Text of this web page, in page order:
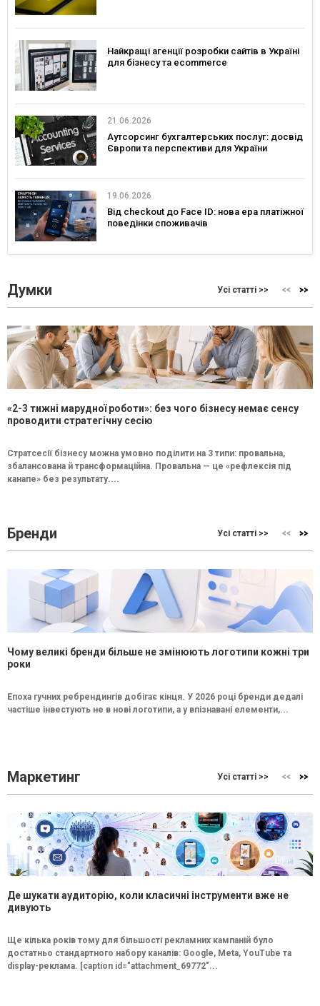
Найкращі агенції розробки сайтів в Україні
для бізнесу та ecommerce
21.06.2026
Аутсорсинг бухгалтерських послуг: досвід
Європи та перспективи для України
19.06.2026
Від checkout до Face ID: нова ера платіжної
поведінки споживачів
Думки Усі статті >>
«2-3 тижні марудної роботи»: без чого бізнесу немає сенсу
проводити стратегічну сесію
Стратсесії бізнесу можна умовно поділити на 3 типи: провальна,
збалансована й трансформаційна. Провальна — це «рефлексія під
канапе» без результату....
Бренди Усі статті >>
Чому великі бренди більше не змінюють логотипи кожні три
роки
Епоха гучних ребрендингів добігає кінця. У 2026 році бренди дедалі
частіше інвестують не в нові логотипи, а у впізнавані елементи,...
Маркетинг Усі статті >>
Де шукати аудиторію, коли класичні інструменти вже не
дивують
Ще кілька років тому для більшості рекламних кампаній було
достатньо стандартного набору каналів: Google, Meta, YouTube та
display-реклама. [caption id="attachment_69772"...